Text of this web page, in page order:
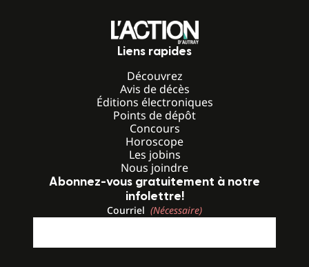
Liens rapides
Découvrez
Avis de décès
Éditions électroniques
Points de dépôt
Concours
Horoscope
Les jobins
Nous joindre
Abonnez-vous gratuitement à notre
infolettre!
Courriel (Nécessaire)